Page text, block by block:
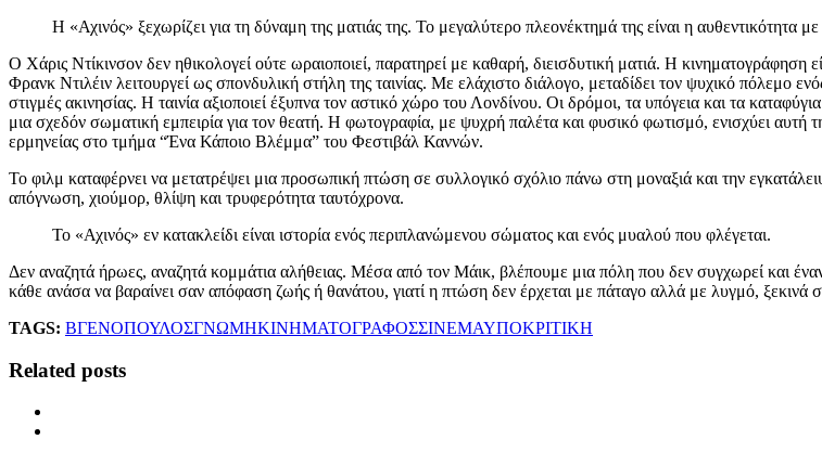
Η «Αχινός» ξεχωρίζει για τη δύναμη της ματιάς της. Το μεγαλύτερο πλεονέκτημά της είναι η αυθεντικότητα
Ο Χάρις Ντίκινσον δεν ηθικολογεί ούτε ωραιοποιεί, παρατηρεί με καθαρή, διεισδυτική ματιά. Η κινηματογράφηση
Φρανκ Ντιλέιν λειτουργεί ως σπονδυλική στήλη της ταινίας. Με ελάχιστο διάλογο, μεταδίδει τον ψυχικό
στιγμές ακινησίας. Η ταινία αξιοποιεί έξυπνα τον αστικό χώρο του Λονδίνου. Οι δρόμοι, τα υπόγεια και τα
μια σχεδόν σωματική εμπειρία για τον θεατή. Η φωτογραφία, με ψυχρή παλέτα και φυσικό φωτισμό, ενισχύει αυτή
ερμηνείας στο τμήμα “Ένα Κάποιο Βλέμμα” του Φεστιβάλ Καννών.
Το φιλμ καταφέρνει να μετατρέψει μια προσωπική πτώση σε συλλογικό σχόλιο πάνω στη μοναξιά και την
απόγνωση, χιούμορ, θλίψη και τρυφερότητα ταυτόχρονα.
Το «Αχινός» εν κατακλείδι είναι ιστορία ενός περιπλανώμενου σώματος και ενός μυαλού που φλέγεται.
Δεν αναζητά ήρωες, αναζητά κομμάτια αλήθειας. Μέσα από τον Μάικ, βλέπουμε μια πόλη που δεν συγχωρεί και
κάθε ανάσα να βαραίνει σαν απόφαση ζωής ή θανάτου, γιατί η πτώση δεν έρχεται με πάταγο αλλά με λυγμό, ξεκινά
TAGS: ΒΓΕΝΟΠΟΥΛΟΣΓΝΩΜΗΚΙΝΗΜΑΤΟΓΡΑΦΟΣΣΙΝΕΜΑΥΠΟΚΡΙΤΙΚΗ
Related posts